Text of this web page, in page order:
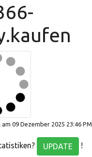
09 Dezember 2025 23:46 PM
UPDATE !